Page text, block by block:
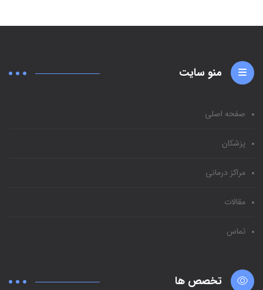
منو سایت
صفحه اصلی
پزشکان
مراکز درمانی
مقالات
تماس
تخصص ها